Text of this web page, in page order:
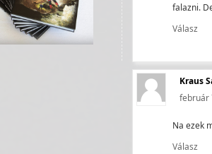
falazni.
Válasz
Kraus
február
Na ezek
Válasz